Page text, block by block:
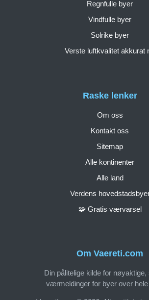
Om Vaereti.com
Din pålitelige kilde for nøyaktige,
værmeldinger for byer over hele
Raske lenker
Om oss
Kontakt oss
Sitemap
Alle kontinenter
Alle land
Verdens
🧩 Gratis værvarsel
Regnfulle byer
Vindfulle byer
Solrike byer
Verste luftkvalitet akkurat